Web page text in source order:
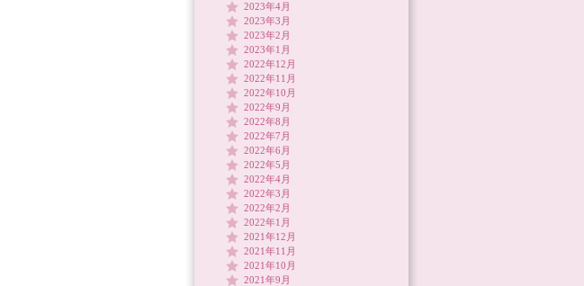
2023年4月
2023年3月
2023年2月
2023年1月
2022年12月
2022年11月
2022年10月
2022年9月
2022年8月
2022年7月
2022年6月
2022年5月
2022年4月
2022年3月
2022年2月
2022年1月
2021年12月
2021年11月
2021年10月
2021年9月